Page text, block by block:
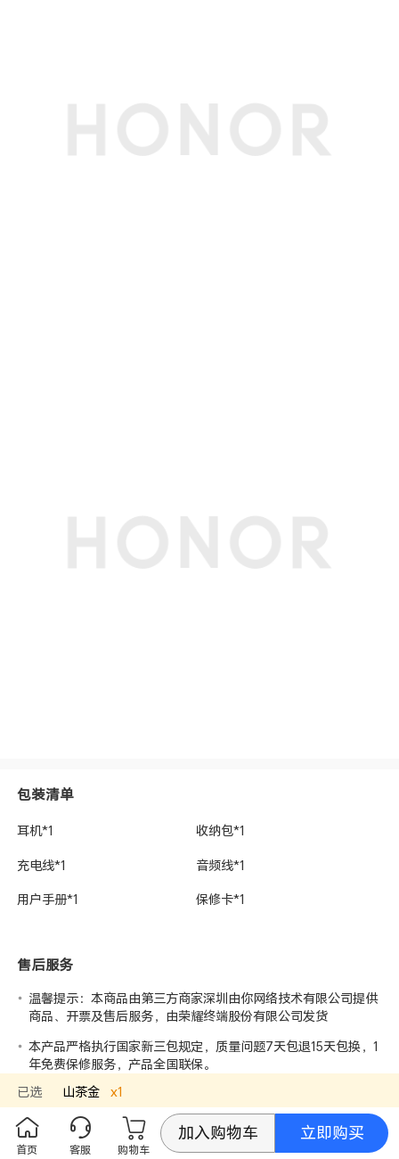
包装清单
耳机*1 收纳包*1
充电线*1 音频线*1
用户手册*1 保修卡*1
售后服务
温馨提示：本商品由第三方商家深圳由你网络技术有限公司提供
商品、开票及售后服务，由荣耀终端股份有限公司发货
本产品严格执行国家新三包规定，质量问题7天包退15天包换，1
年免费保修服务，产品全国联保。
荣耀亲选专品售后服务热线：4000336333
售后服务时间：周一至周日8:00-18:00
已选 山茶金 x1
首页 客服 购物车
加入购物车 立即购买